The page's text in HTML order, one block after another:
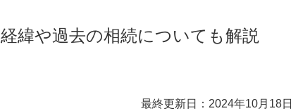
緯や過去の相続についても解説
最終更新日：2024年10月18日